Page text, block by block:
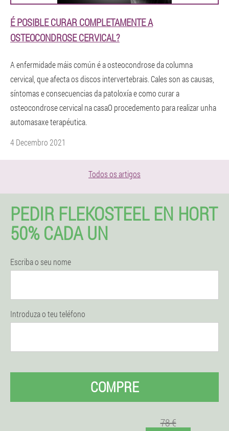
É POSIBLE CURAR COMPLETAMENTE A
OSTEOCONDROSE CERVICAL?
A enfermidade máis común é a osteocondrose da columna
cervical, que afecta os discos intervertebrais. Cales son as causas,
síntomas e consecuencias da patoloxía e como curar a
osteocondrose cervical na casaO procedemento para realizar unha
automasaxe terapéutica.
4 Decembro 2021
Todos os artigos
PEDIR FLEKOSTEEL EN HORT
50% CADA UN
Escriba o seu nome
Introduza o teu teléfono
COMPRE
78 €